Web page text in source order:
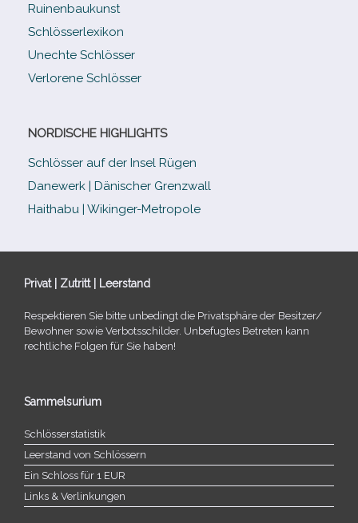
Ruinenbaukunst
Schlösserlexikon
Unechte Schlösser
Verlorene Schlösser
NORDISCHE HIGHLIGHTS
Schlösser auf der Insel Rügen
Danewerk | Dänischer Grenzwall
Haithabu | Wikinger-Metropole
Privat | Zutritt | Leerstand
Respektieren Sie bitte unbe­dingt die Privatsphäre der Besitzer/​
Bewohner sowie Verbotsschilder. Unbefugtes Betreten kann
recht­li­che Folgen für Sie haben!
Sammelsurium
Schlösserstatistik
Leerstand von Schlössern
Ein Schloss für 1 EUR
Links & Verlinkungen